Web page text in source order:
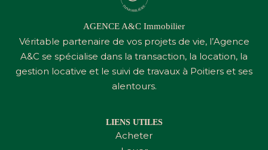
AGENCE A&C Immobilier
Véritable partenaire de vos projets de vie, l’Agence
A&C se spécialise dans la transaction, la location, la
gestion locative et le suivi de travaux à Poitiers et ses
alentours.
LIENS UTILES
Acheter